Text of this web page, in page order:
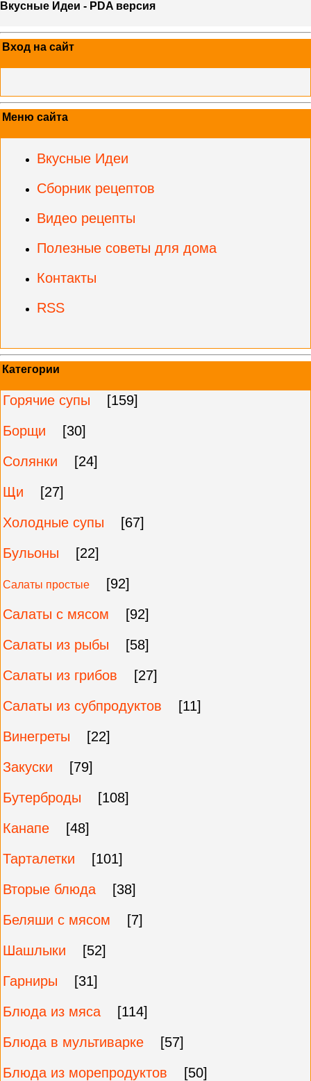
Вкусные Идеи - PDA версия
Вход на сайт
Меню сайта
Вкусные Идеи
Сборник рецептов
Видео рецепты
Полезные советы для дома
Контакты
RSS
Категории
Горячие супы
[159]
Борщи
[30]
Солянки
[24]
Щи
[27]
Холодные супы
[67]
Бульоны
[22]
Салаты простые
[92]
Салаты с мясом
[92]
Салаты из рыбы
[58]
Салаты из грибов
[27]
Салаты из субпродуктов
[11]
Винегреты
[22]
Закуски
[79]
Бутерброды
[108]
Канапе
[48]
Тарталетки
[101]
Вторые блюда
[38]
Беляши с мясом
[7]
Шашлыки
[52]
Гарниры
[31]
Блюда из мяса
[114]
Блюда в мультиварке
[57]
Блюда из морепродуктов
[50]